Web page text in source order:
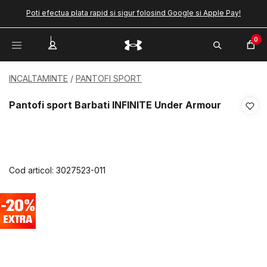
Poti efectua plata rapid si sigur folosind Google si Apple Pay!
0
INCALTAMINTE PANTOFI SPORT
Pantofi sport Barbati INFINITE Under Armour
Cod articol: 3027523-011